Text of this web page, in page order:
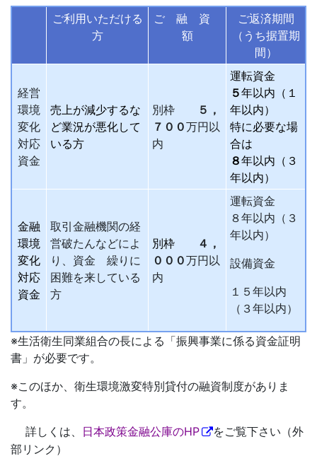
ご利用いただける
方
ご 融 資
額
ご返済期間
（うち据置期
間）
経営
環境
変化
対応
資金
売上が減少するな
ど業況が悪化して
いる方
別枠５，
７００万円以
内
運転資金
５年以内（１
年以内）
特に必要な場
合は
８年以内（３
年以内）
金融
環境
変化
対応
資金
取引金融機関の経
営破たんなどによ
り、資金 繰りに
困難を来している
方
別枠４，
０００万円以
内
運転資金
８年以内（３
年以内）
設備資金
１５年以内
（３年以内）
※生活衛生同業組合の長による「振興事業に係る資金証明
書」が必要です。
※このほか、衛生環境激変特別貸付の融資制度がありま
す。
詳しくは、 日本政策金融公庫のHP
をご覧下さい（外
部リンク）